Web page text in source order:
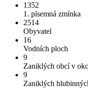
1352
1. písemná zmínka
2514
Obyvatel
16
Vodních ploch
9
Zaniklých obcí v
9
Zaniklých